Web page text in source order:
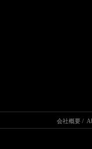
会社概要 /